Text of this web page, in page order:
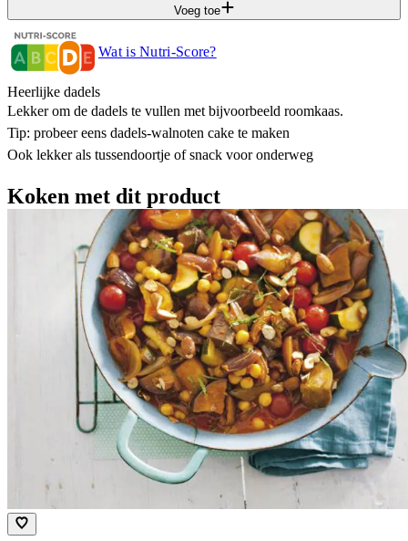
Voeg toe
Wat is Nutri-Score?
Heerlijke dadels
Lekker om de dadels te vullen met bijvoorbeeld roomkaas.
Tip: probeer eens dadels-walnoten cake te maken
Ook lekker als tussendoortje of snack voor onderweg
Koken met dit product